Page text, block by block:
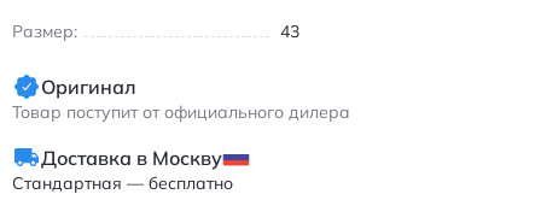
Идеальный выбор для бегунов-любителей и тех, кто ищет
удобную обувь на каждый день. Легкие, износостойкие и
быстросохнущие, эти кроссовки станут вашим надежным
спутником в активной жизни.
дышащие черно-белые
Размер: 43
Оригинал
Товар поступит от официального дилера
Доставка в Москву
Стандартная — бесплатно